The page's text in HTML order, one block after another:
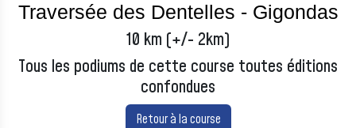
Traversée des Dentelles - Gigondas
10 km (+/- 2km)
Tous les podiums de cette course toutes éditions
confondues
Retour à la course